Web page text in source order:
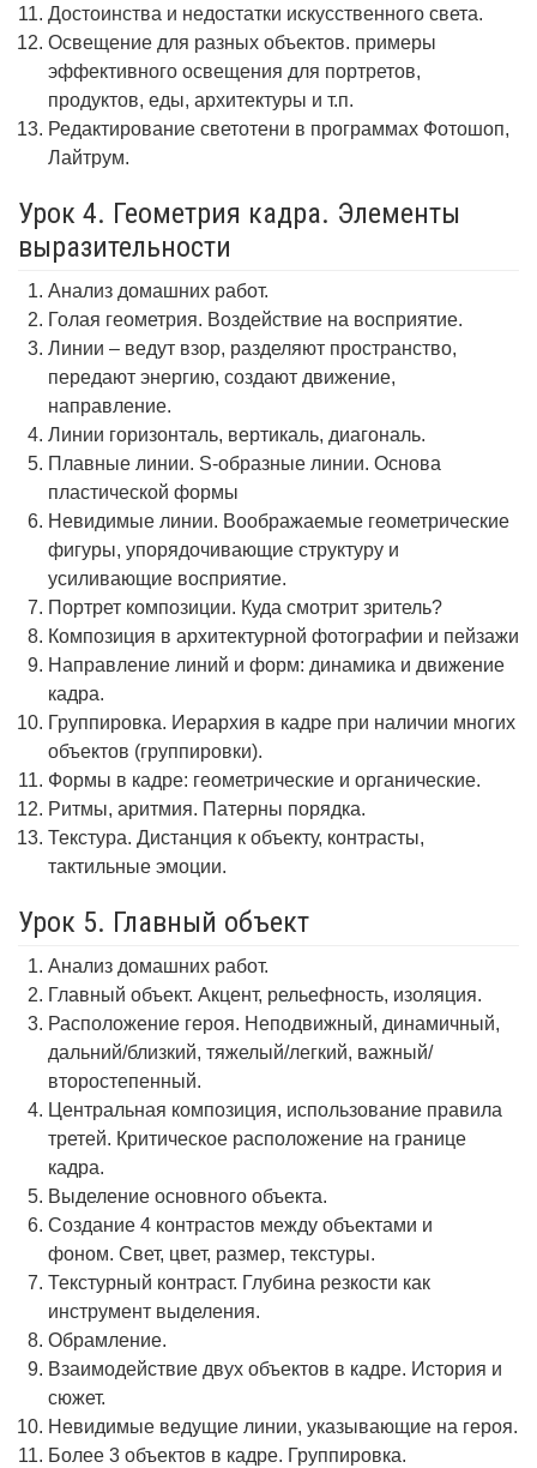
Достоинства и недостатки искусственного света.
Освещение для разных объектов. примеры
эффективного освещения для портретов,
продуктов, еды, архитектуры и т.п.
Редактирование светотени в программах Фотошоп,
Лайтрум.
Урок 4. Геометрия кадра. Элементы
выразительности
Анализ домашних работ.
Голая геометрия. Воздействие на восприятие.
Линии – ведут взор, разделяют пространство,
передают энергию, создают движение,
направление.
Линии горизонталь, вертикаль, диагональ.
Плавные линии. S-образные линии. Основа
пластической формы
Невидимые линии. Воображаемые геометрические
фигуры, упорядочивающие структуру и
усиливающие восприятие.
Портрет композиции. Куда смотрит зритель?
Композиция в архитектурной фотографии и пейзажи
Направление линий и форм: динамика и движение
кадра.
Группировка. Иерархия в кадре при наличии многих
объектов (группировки).
Формы в кадре: геометрические и органические.
Ритмы, аритмия. Патерны порядка.
Текстура. Дистанция к объекту, контрасты,
тактильные эмоции.
Урок 5. Главный объект
Анализ домашних работ.
Главный объект. Акцент, рельефность, изоляция.
Расположение героя. Неподвижный, динамичный,
дальний/близкий, тяжелый/легкий, важный/
второстепенный.
Центральная композиция, использование правила
третей. Критическое расположение на границе
кадра.
Выделение основного объекта.
Создание 4 контрастов между объектами и
фоном. Свет, цвет, размер, текстуры.
Текстурный контраст. Глубина резкости как
инструмент выделения.
Обрамление.
Взаимодействие двух объектов в кадре. История и
сюжет.
Невидимые ведущие линии, указывающие на героя.
Более 3 объектов в кадре. Группировка.